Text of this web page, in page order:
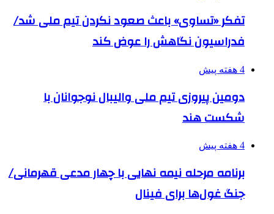
تفکر «تساوی» باعث صعود نکردن تیم ملی شد/
فدراسیون نگاهش را عوض کند
4 هفته پیش
دومین پیروزی تیم ملی والیبال نوجوانان با
شکست هند
4 هفته پیش
برنامه مرحله نیمه نهایی با چهار مدعی قهرمانی/
جنگ غول‌ها برای فینال